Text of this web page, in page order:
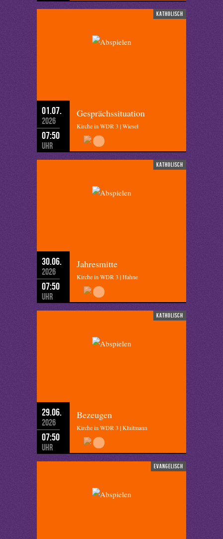
katholisch
01.07.
2026
07:50
Uhr
Gesprächssituation
Kirche in WDR 3 | Wiesel
katholisch
30.06.
2026
07:50
Uhr
Jahresmitte
Kirche in WDR 3 | Hahne
katholisch
29.06.
2026
07:50
Uhr
Bezeugen
Kirche in WDR 3 | Kluitmann
evangelisch